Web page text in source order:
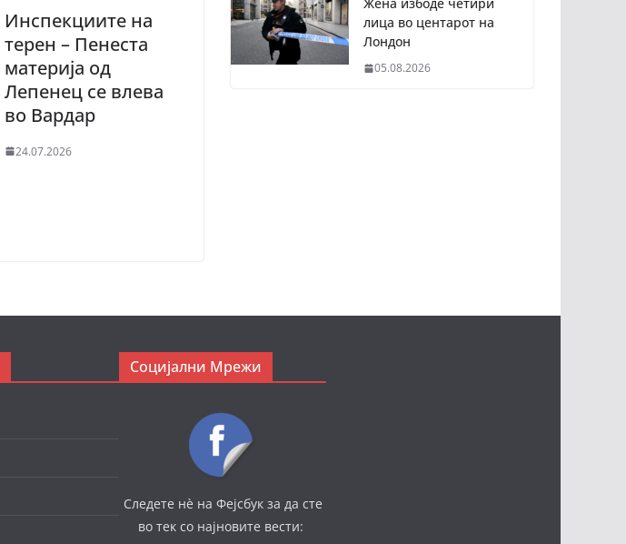
Инспекциите на
терен – Пенеста
материја од
Лепенец се влева
во Вардар
24.07.2026
лица во центарот на
Лондон
05.08.2026
Социјални Мрежи
Следете нè на Фејсбук за да сте
во тек со најновите вести: